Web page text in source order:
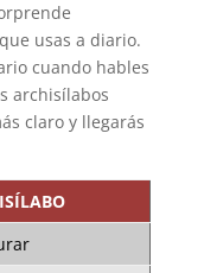
usas a diario.
cuando hables
archisílabos
claro y llegarás